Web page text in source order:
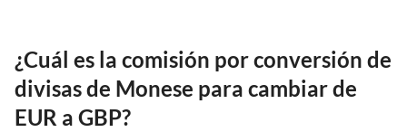
¿Cuál es la comisión por conversión de
divisas de Monese para cambiar de
EUR a GBP?